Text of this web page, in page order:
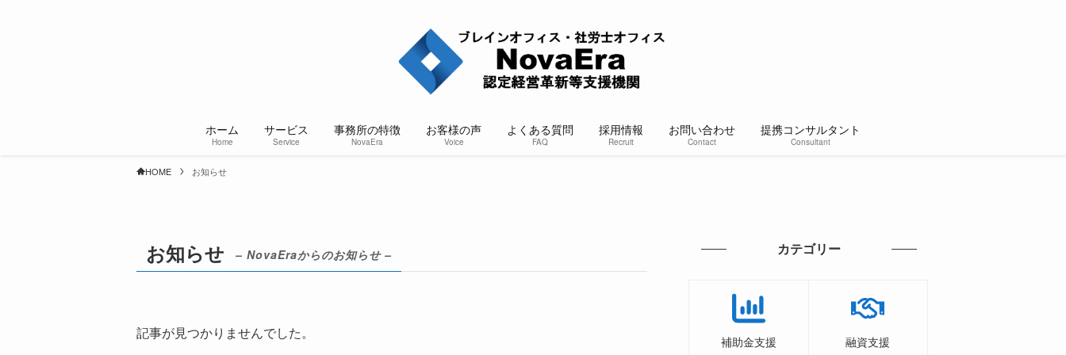
ホーム
Home
サービス
Service
事務所の特徴
NovaEra
お客様の声
Voice
よくある質問
FAQ
採用情報
Recruit
お問い合わせ
Contact
提携コンサルタント
Consultant
HOME お知らせ
お知らせ – NovaEraからのお知らせ –
記事が見つかりませんでした。
カテゴリー
補助金支援 融資支援